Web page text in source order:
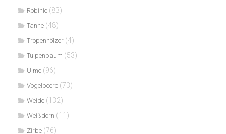
Robinie (83)
Tanne (48)
Tropenhölzer (4)
Tulpenbaum (53)
Ulme (96)
Vogelbeere (73)
Weide (132)
Weißdorn (11)
Zirbe (76)